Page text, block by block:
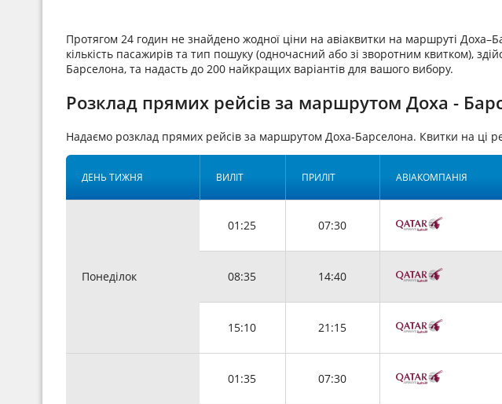
Протягом 24 годин не знайдено жодної ціни на авіаквитки на маршруті
кількість пасажирів та тип пошуку (одночасний або зі зворотним квитком),
Барселона, та надасть до 200 найкращих варіантів для вашого вибору.
Розклад прямих рейсів за маршрутом Доха -
Надаємо розклад прямих рейсів за маршрутом Доха-Барселона. Квитки на
ДЕНЬ ТИЖНЯ ВИЛІТ ПРИЛІТ АВІАКОМПАНІЯ
Понеділок
01:25 07:30
08:35 14:40
15:10 21:15
01:35 07:30